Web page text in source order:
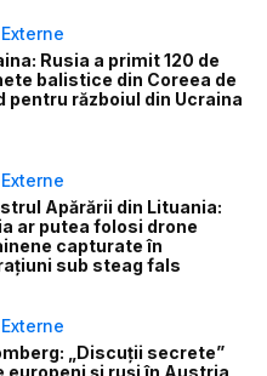
Rusia a primit 120 de
balistice din Coreea de
pentru războiul din Ucraina
Apărării din Lituania:
ar putea folosi drone
capturate în
sub steag fals
„Discuții secrete”
europeni și ruși în Austria,